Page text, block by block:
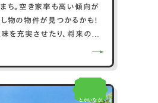
ち。空き家率も高い傾向が
物の物件が見つかるかも！
を充実させたり、将来のた
とかいなか